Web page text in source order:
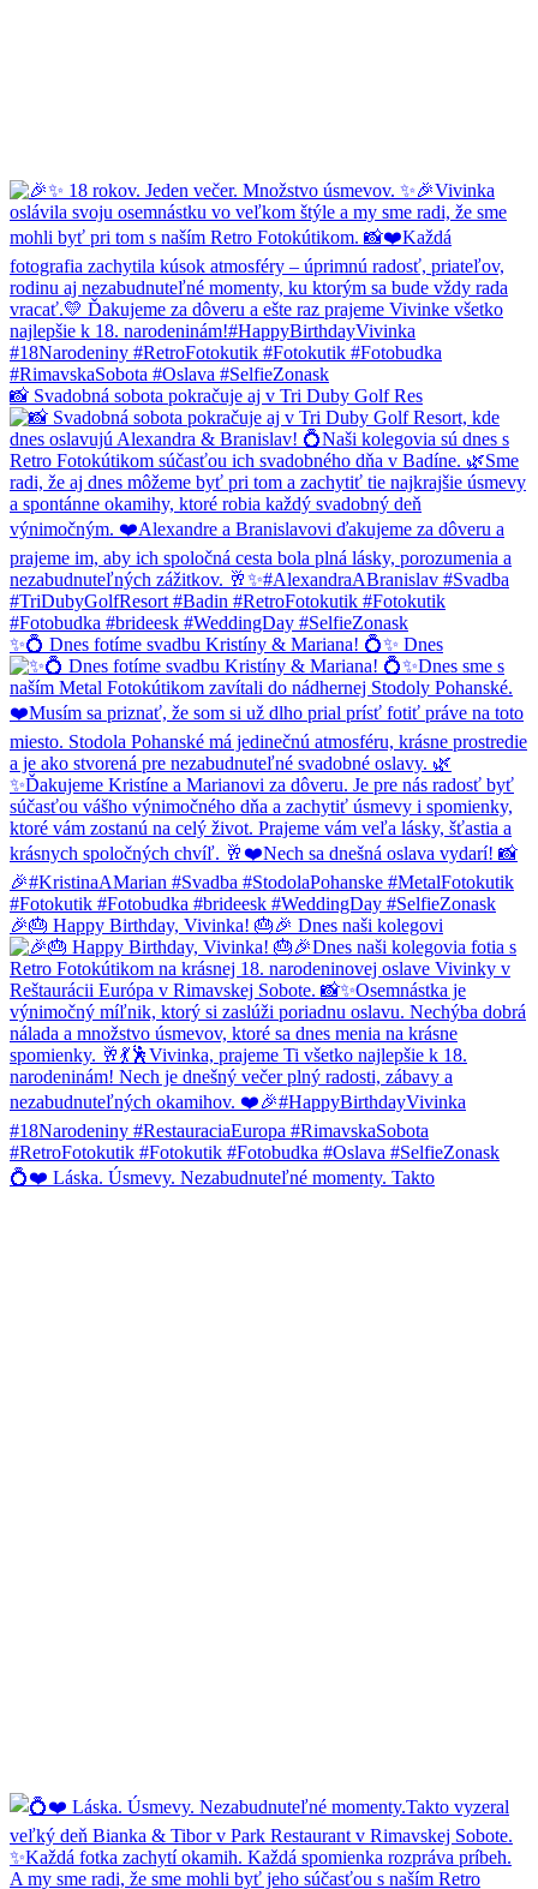
📸 Svadobná sobota pokračuje aj v Tri Duby Golf Res
✨💍 Dnes fotíme svadbu Kristíny & Mariana! 💍✨ Dnes
🎉🎂 Happy Birthday, Vivinka! 🎂🎉 Dnes naši kolegovi
💍❤️ Láska. Úsmevy. Nezabudnuteľné momenty. Takto